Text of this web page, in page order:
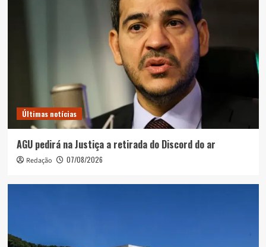
Últimas notícias
AGU pedirá na Justiça a retirada do Discord do ar
Redação 07/08/2026